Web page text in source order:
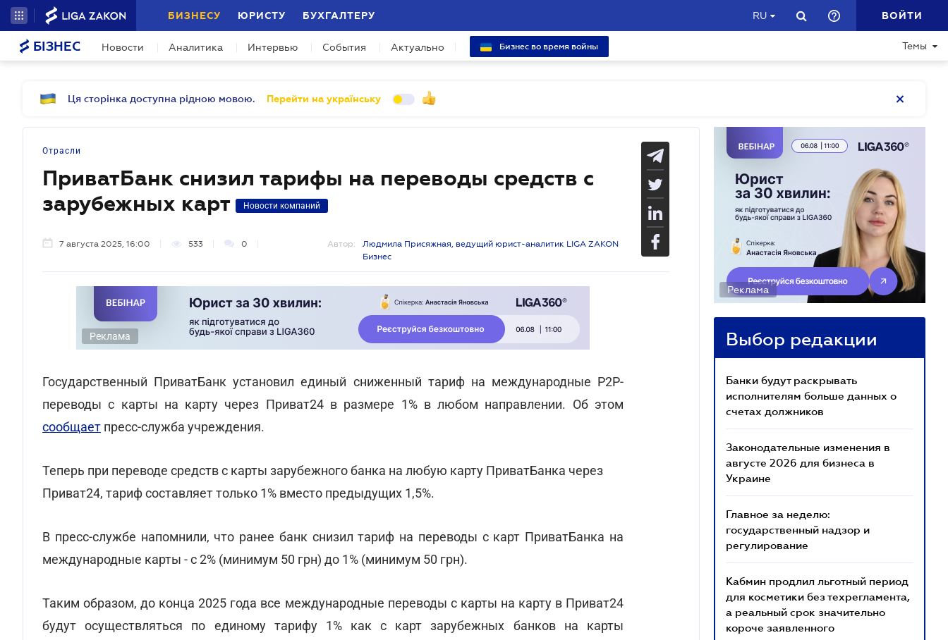
БИЗНЕСУ ЮРИСТУ БУХГАЛТЕРУ RU ВОЙТИ
БІЗНЕС Новости Аналитика Интервью События Актуально Бизнес во время войны Темы
Ця сторінка доступна рідною мовою. Перейти на українську
Отрасли
ПриватБанк снизил тарифы на переводы средств с
зарубежных карт
Новости компаний
7 августа 2025, 16:00 533 0 Автор:
Людмила Присяжная, ведущий юрист-аналитик LIGA ZAKON
Бизнес
Реклама
Государственный ПриватБанк установил единый сниженный тариф на международные P2P-
переводы с карты на карту через Приват24 в размере 1% в любом направлении. Об этом
сообщает пресс-служба учреждения.
Теперь при переводе средств с карты зарубежного банка на любую карту ПриватБанка через
Приват24, тариф составляет только 1% вместо предыдущих 1,5%.
В пресс-службе напомнили, что ранее банк снизил тариф на переводы с карт ПриватБанка на
международные карты - с 2% (минимум 50 грн) до 1% (минимум 50 грн).
Таким образом, до конца 2025 года все международные переводы с карты на карту в Приват24
будут осуществляться по единому тарифу 1% как с карт зарубежных банков на карты
Реклама
Выбор редакции
Банки будут раскрывать
исполнителям больше данных о
счетах должников
Законодательные изменения в
августе 2026 для бизнеса в
Украине
Главное за неделю:
государственный надзор и
регулирование
Кабмин продлил льготный период
для косметики без техрегламента,
а реальный срок значительно
короче заявленного